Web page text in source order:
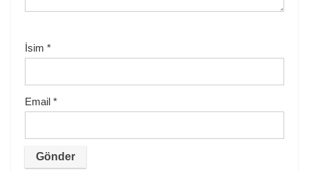
İsim *
Email *